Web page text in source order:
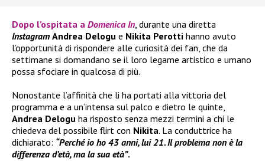
Dopo l’ospitata a Domenica In, durante una diretta
Instagram Andrea Delogu e Nikita Perotti hanno avuto
l’opportunità di rispondere alle curiosità dei fan, che da
settimane si domandano se il loro legame artistico e umano
possa sfociare in qualcosa di più.
Nonostante l’affinità che li ha portati alla vittoria del
programma e a un’intensa sul palco e dietro le quinte,
Andrea Delogu ha risposto senza mezzi termini a chi le
chiedeva del possibile flirt con Nikita. La conduttrice ha
dichiarato: “Perché io ho 43 anni, lui 21. Il problema non è la
differenza d’età, ma la sua età”.